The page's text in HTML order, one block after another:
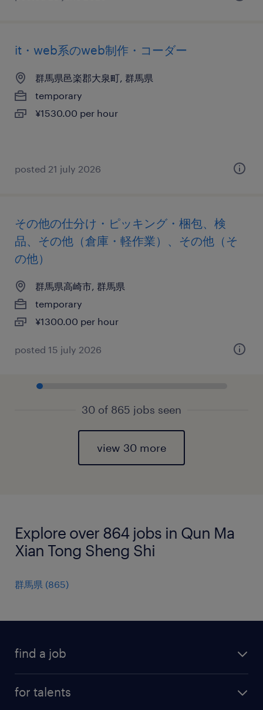
it・web系のweb制作・コーダー
群馬県邑楽郡大泉町, 群馬県
temporary
¥1530.00 per hour
posted 21 july 2026
その他の仕分け・ピッキング・梱包、検
品、その他（倉庫・軽作業）、その他（そ
の他）
群馬県高崎市, 群馬県
temporary
¥1300.00 per hour
posted 15 july 2026
30 of 865 jobs seen
view 30 more
Explore over 864 jobs in Qun Ma
Xian Tong Sheng Shi
群馬県 (865)
find a job
for talents